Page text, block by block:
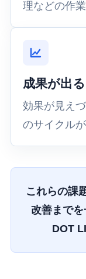
理などの作
成果が出
効果が見え
のサイクル
これらの課
改善までを
DOT